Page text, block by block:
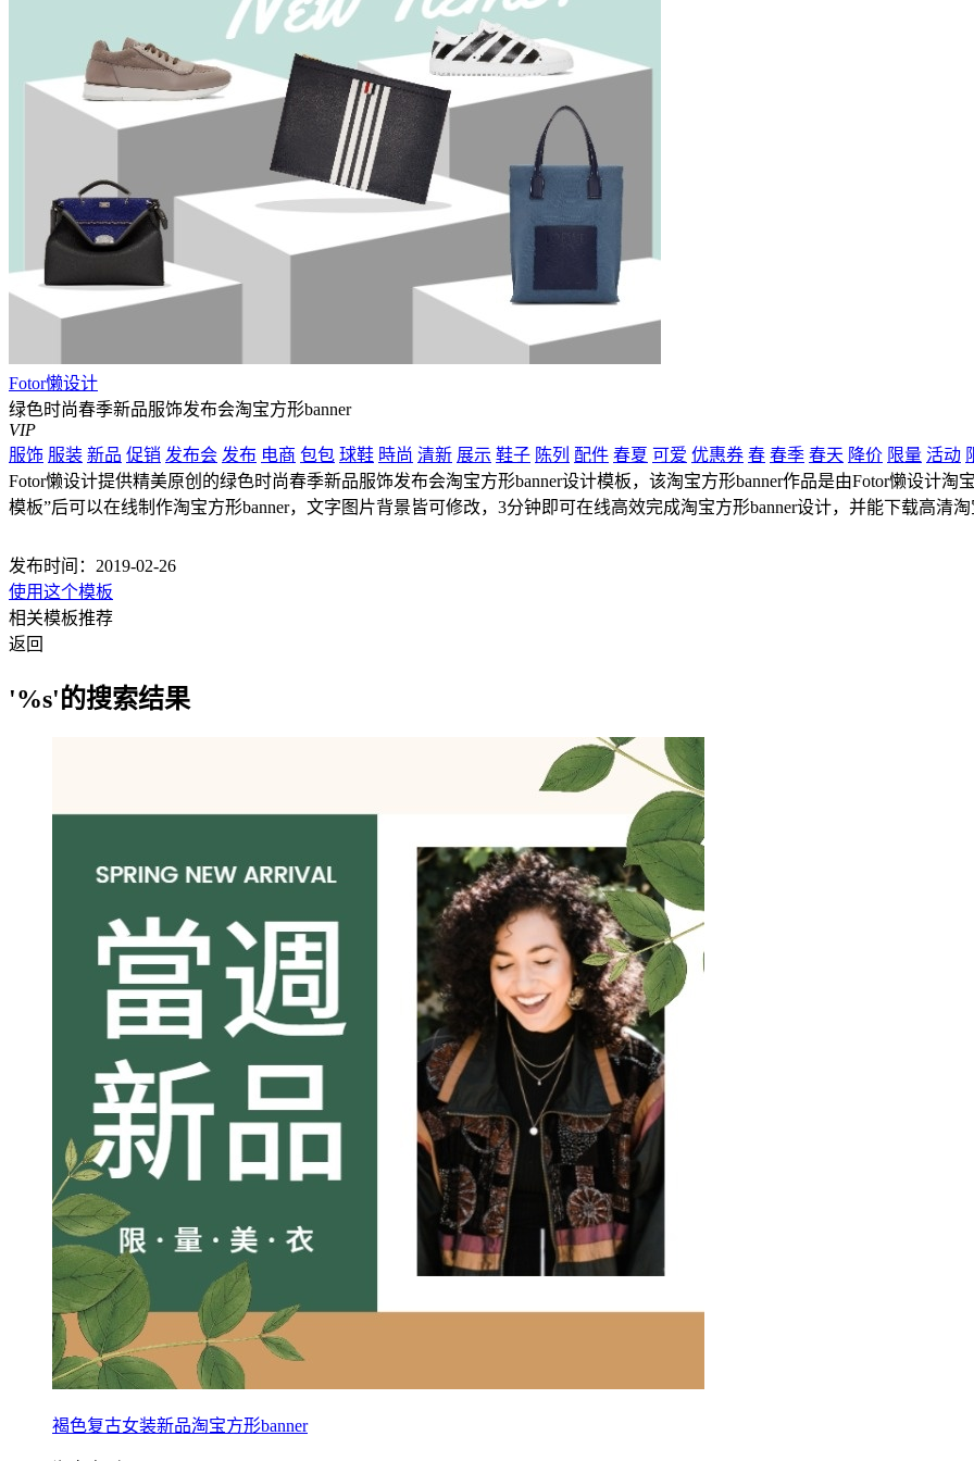
Fotor懒设计
绿色时尚春季新品服饰发布会淘宝方形banner
VIP
服饰 服装 新品 促销 发布会 发布 电商 包包 球鞋 時尚 清新 展示 鞋子 陈列 配件 春夏 可爱 优惠券 春 春季 春天 降价 限量 活动
Fotor懒设计提供精美原创的绿色时尚春季新品服饰发布会淘宝方形banner设计模板，该淘宝方形banner作品是由Fotor懒设计淘
模板”后可以在线制作淘宝方形banner，文字图片背景皆可修改，3分钟即可在线高效完成淘宝方形banner设计，并能下载高清淘
发布时间：2019-02-26
使用这个模板
相关模板推荐
返回
'%s'的搜索结果
褐色复古女装新品淘宝方形banner